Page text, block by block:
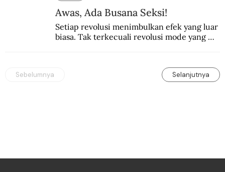
Awas, Ada Busana Seksi!
Setiap revolusi menimbulkan efek yang luar
biasa. Tak terkecuali revolusi mode yang
Sebelumnya Selanjutnya